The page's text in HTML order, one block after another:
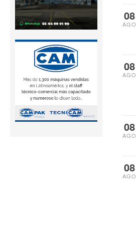
08
AGO
08
AGO
08
AGO
08
AGO